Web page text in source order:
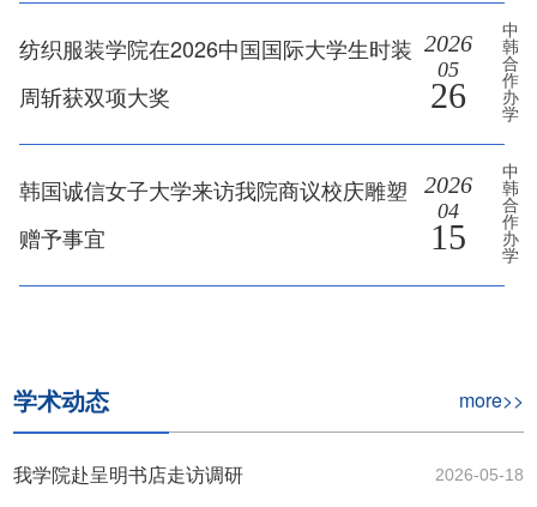
纺织服装学院在2026中国国际大学生时装
周斩获双项大奖
2026
05
26
中
韩
合
作
办
学
韩国诚信女子大学来访我院商议校庆雕塑
赠予事宜
2026
04
15
中
韩
合
作
办
学
more>>
学术动态
2026-05-18
我学院赴呈明书店走访调研